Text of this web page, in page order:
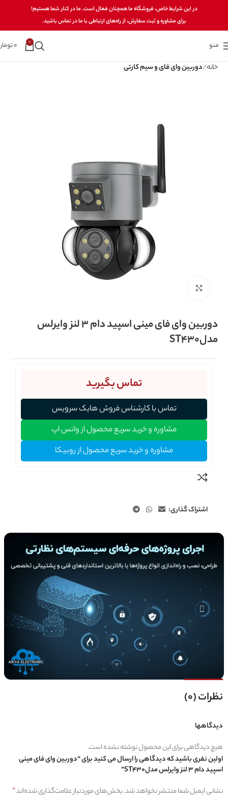
در این شرایط خاص، فروشگاه ما همچنان فعال است. ما در کنار شما هستیم!
برای مشاوره و ثبت سفارش، از راه‌های ارتباطی با ما در تماس باشید.
منو 0
0
خانه دوربین وای فای و سیم کارتی
دوربین وای فای مینی اسپید دام 3 لنز وایرلس
مدلST430
تماس بگیرید
تماس با کارشناس فروش هایک سرویس
مشاوره و خرید سریع محصول از واتس اپ
مشاوره و خرید سریع محصول از روبیکا
اشتراک گذاری:
نظرات (0)
دیدگاهها
هیچ دیدگاهی برای این محصول نوشته نشده است.
اولین نفری باشید که دیدگاهی را ارسال می کنید برای “دوربین وای فای مینی
اسپید دام 3 لنز وایرلس مدلST430”
نشانی ایمیل شما منتشر نخواهد شد.بخش‌های موردنیاز علامت‌گذاری شده‌اند*